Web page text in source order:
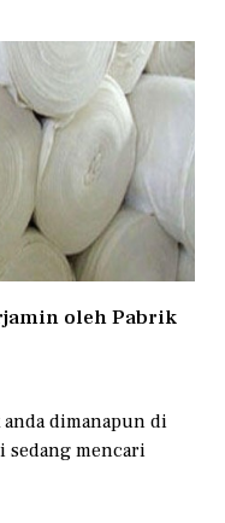
oleh Pabrik
dimanapun di
sedang mencari